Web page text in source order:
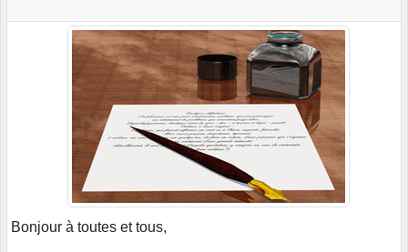
Bonjour à toutes et tous,